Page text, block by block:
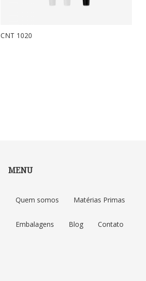
CNT 1020
MENU
Quem somos Matérias Primas
Embalagens Blog Contato